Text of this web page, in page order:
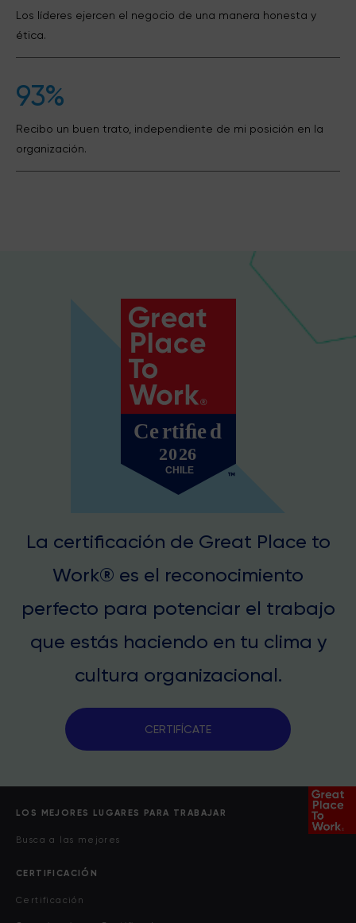
Los líderes ejercen el negocio de una manera honesta y
ética.
93%
Recibo un buen trato, independiente de mi posición en la
organización.
La certificación de Great Place to
Work® es el reconocimiento
perfecto para potenciar el trabajo
que estás haciendo en tu clima y
cultura organizacional.
CERTIFÍCATE
LOS MEJORES LUGARES PARA TRABAJAR
Busca a las mejores
CERTIFICACIÓN
Certificación